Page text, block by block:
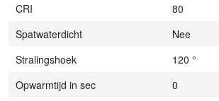
CRI
80
Spatwaterdicht
Nee
Stralingshoek
120 °
Opwarmtijd in sec
0